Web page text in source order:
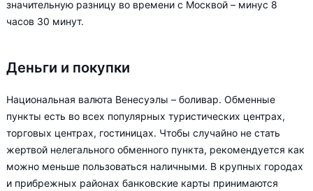
значительную разницу во времени с Москвой – минус 8
часов 30 минут.
Деньги и покупки
Национальная валюта Венесуэлы – боливар. Обменные
пункты есть во всех популярных туристических центрах,
торговых центрах, гостиницах. Чтобы случайно не стать
жертвой нелегального обменного пункта, рекомендуется как
можно меньше пользоваться наличными. В крупных городах
и прибрежных районах банковские карты принимаются